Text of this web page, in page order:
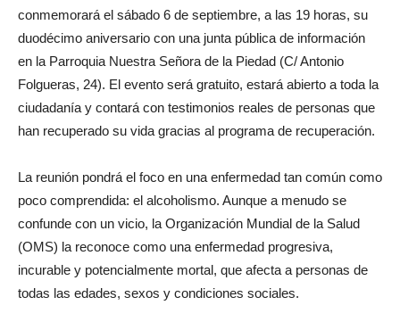
conmemorará el sábado 6 de septiembre, a las 19 horas, su
duodécimo aniversario con una junta pública de información
en la Parroquia Nuestra Señora de la Piedad (C/ Antonio
Folgueras, 24). El evento será gratuito, estará abierto a toda la
ciudadanía y contará con testimonios reales de personas que
han recuperado su vida gracias al programa de recuperación.
La reunión pondrá el foco en una enfermedad tan común como
poco comprendida: el alcoholismo. Aunque a menudo se
confunde con un vicio, la Organización Mundial de la Salud
(OMS) la reconoce como una enfermedad progresiva,
incurable y potencialmente mortal, que afecta a personas de
todas las edades, sexos y condiciones sociales.